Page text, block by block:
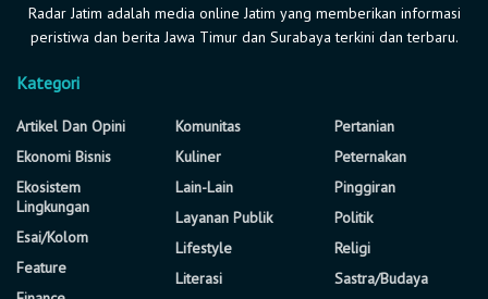
Radar Jatim adalah media online Jatim yang memberikan informasi
peristiwa dan berita Jawa Timur dan Surabaya terkini dan terbaru.
Kategori
Artikel Dan Opini
Ekonomi Bisnis
Ekosistem
Lingkungan
Esai/Kolom
Feature
Komunitas
Kuliner
Lain-Lain
Layanan Publik
Lifestyle
Literasi
Pertanian
Peternakan
Pinggiran
Politik
Religi
Sastra/Budaya